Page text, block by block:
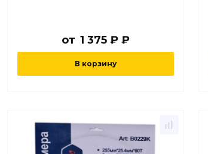
от 1 375 ₽ ₽
В корзину